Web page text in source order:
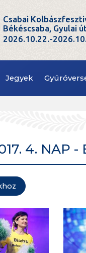
Csabai
Békéscsaba, Gyulai út
2026.10.22.-
Jegyek
4. NAP